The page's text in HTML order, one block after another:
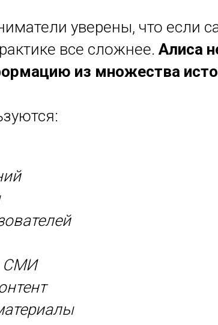
уверены, что если
все сложнее. Алиса
из множества
СМИ